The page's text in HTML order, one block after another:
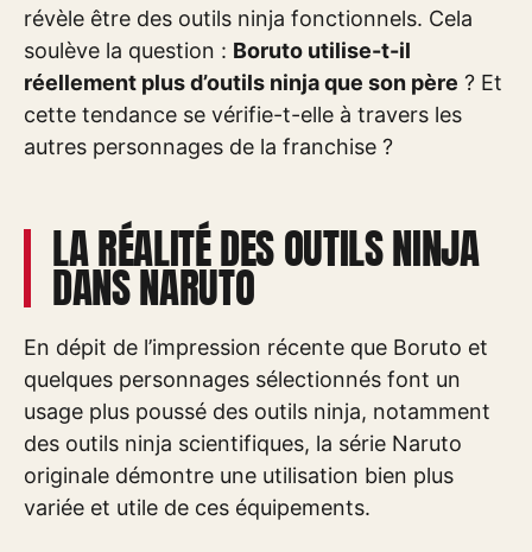
révèle être des outils ninja fonctionnels. Cela
soulève la question : Boruto utilise-t-il
réellement plus d’outils ninja que son père ? Et
cette tendance se vérifie-t-elle à travers les
autres personnages de la franchise ?
LA RÉALITÉ DES OUTILS NINJA
DANS NARUTO
En dépit de l’impression récente que Boruto et
quelques personnages sélectionnés font un
usage plus poussé des outils ninja, notamment
des outils ninja scientifiques, la série Naruto
originale démontre une utilisation bien plus
variée et utile de ces équipements.